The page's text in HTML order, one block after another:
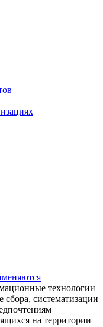
технологии
систематизации
на территории